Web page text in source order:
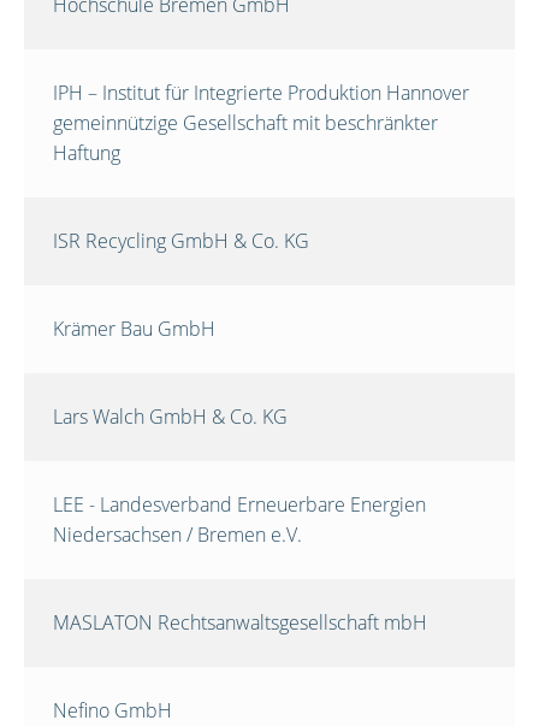
IPH – Institut für Integrierte Produktion Hannover
gemeinnützige Gesellschaft mit beschränkter
Haftung
ISR Recycling GmbH & Co. KG
Krämer Bau GmbH
Lars Walch GmbH & Co. KG
LEE - Landesverband Erneuerbare Energien
Niedersachsen / Bremen e.V.
MASLATON Rechtsanwaltsgesellschaft mbH
Nefino GmbH